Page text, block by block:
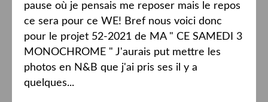
pause où je pensais me reposer mais le repos
ce sera pour ce WE! Bref nous voici donc
pour le projet 52-2021 de MA " CE SAMEDI 3
MONOCHROME " J'aurais put mettre les
photos en N&B que j'ai pris ses il y a
quelques...